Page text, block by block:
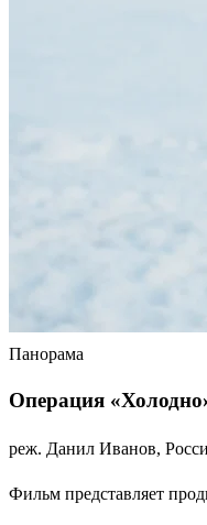
Панорама
Операция
реж. Данил Иванов,
Фильм представляет